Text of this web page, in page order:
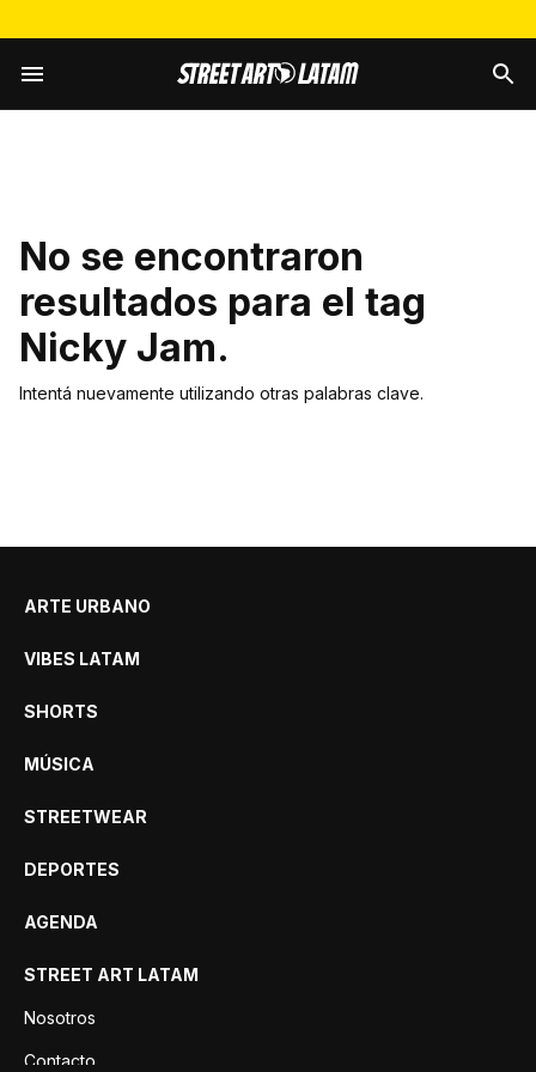
No se encontraron
resultados para el tag
Nicky Jam.
Intentá nuevamente utilizando otras palabras clave.
ARTE URBANO
VIBES LATAM
SHORTS
MÚSICA
STREETWEAR
DEPORTES
AGENDA
STREET ART LATAM
Nosotros
Contacto